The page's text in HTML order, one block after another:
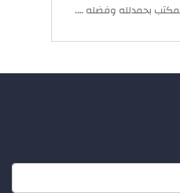
بحمدلله وفضله ….